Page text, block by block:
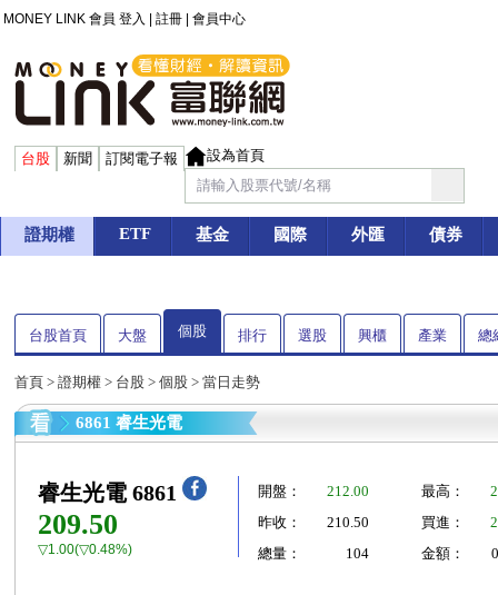
MONEY LINK 會員 登入 註冊 會員中心
台股 新聞 訂閱電子報 設為首頁
證期權 ETF 基金 國際 外匯 債券
台股首頁 大盤 個股 排行 選股 興櫃 產業 總
首頁 > 證期權 > 台股 > 個股 > 當日走勢
6861 睿生光電
睿生光電 6861
209.50
▽1.00(▽0.48%)
開盤： 212.00 最高：
昨收：
210.50 買進：
總量：
104 金額：